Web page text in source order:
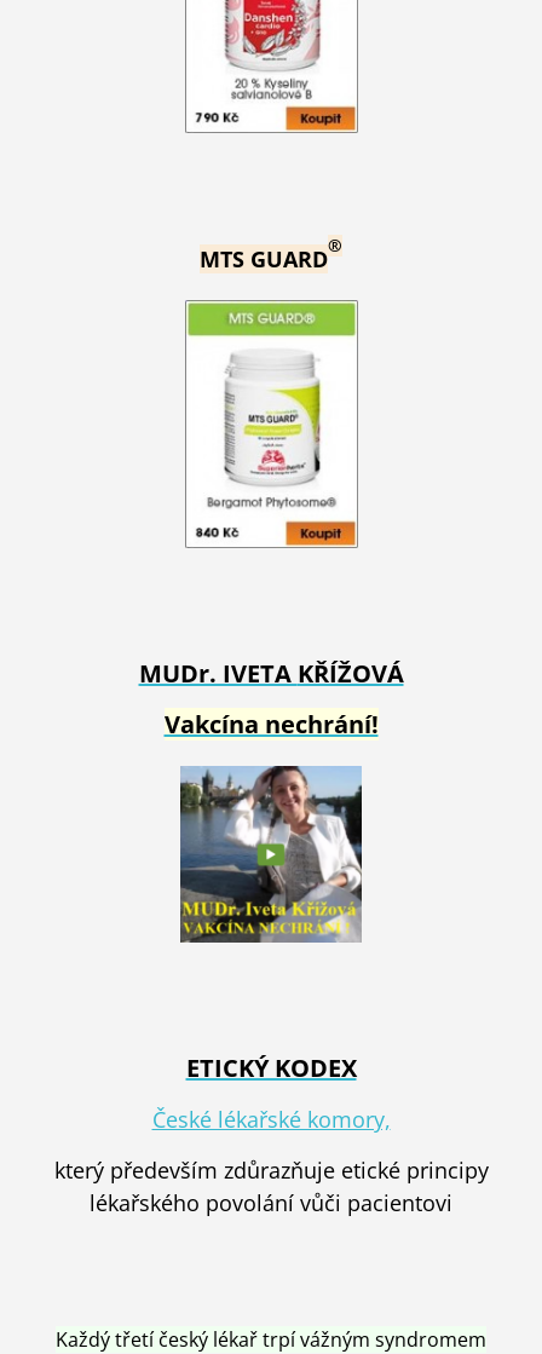
MTS GUARD®
MUDr. IVETA KŘÍŽOVÁ
Vakcína nechrání!
ETICKÝ KODEX
České lékařské komory,
který především zdůrazňuje etické principy
lékařského povolání vůči pacientovi
Každý třetí český lékař trpí vážným syndromem